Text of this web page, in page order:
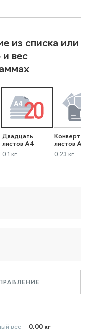
из списка или
и вес
Двадцать
листов А4
0.1 кг
Конверт до 40
листов А4
0.23 кг
вес —0.00 кг